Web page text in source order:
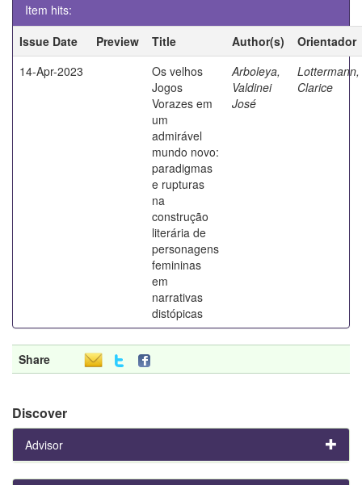
Item hits:
Issue Date
Preview Title Author(s)
Orientador
14-Apr-2023
Os velhos
Jogos
Vorazes em
um
admirável
mundo novo:
paradigmas
e rupturas
na
construção
literária de
personagens
femininas
em
narrativas
distópicas
Arboleya,
Valdinei
José
Lottermann,
Clarice
Share
Discover
Advisor